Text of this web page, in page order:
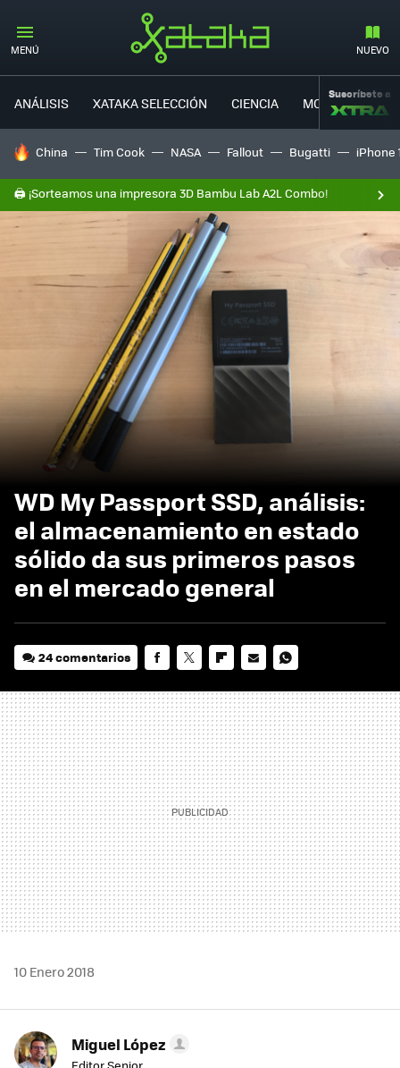
MENÚ NUEVO
ANÁLISIS XATAKA SELECCIÓN CIENCIA MOVILIDAD
Suscríbete a
HOY SE HABLA DE
China Tim Cook NASA Fallout Bugatti iPhone
🖨️ ¡Sorteamos una impresora 3D Bambu Lab A2L Combo!
WD My Passport SSD, análisis:
el almacenamiento en estado
sólido da sus primeros pasos
en el mercado general
24 comentarios
MAIL
10 Enero 2018
Miguel López
Editor Senior